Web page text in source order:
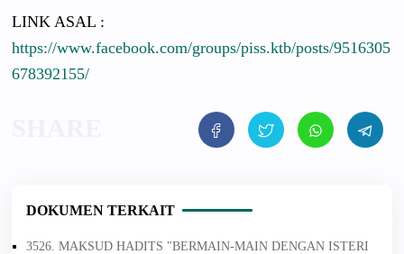
LINK ASAL :
https://www.facebook.com/groups/piss.ktb/posts/9516305
678392155/
DOKUMEN TERKAIT
3526. MAKSUD HADITS "BERMAIN-MAIN DENGAN ISTERI